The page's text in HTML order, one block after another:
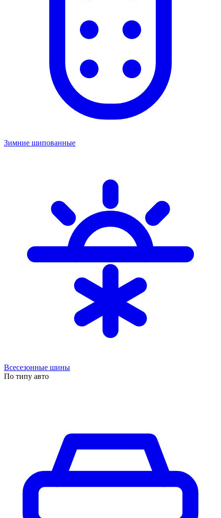
Зимние шипованные
Всесезонные шины
По типу авто